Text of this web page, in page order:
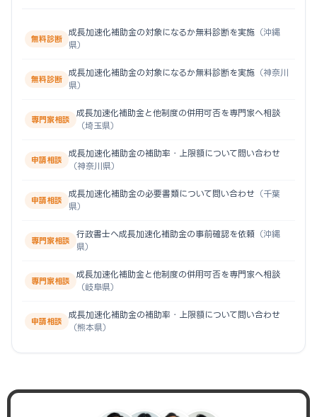
無料診断
成長加速化補助金の対象になるか無料診断を実施 （沖縄
県）
無料診断
成長加速化補助金の対象になるか無料診断を実施 （神奈川
県）
専門家相談
成長加速化補助金と他制度の併用可否を専門家へ相談
（埼玉県）
申請相談
成長加速化補助金の補助率・上限額について問い合わせ
（神奈川県）
申請相談
成長加速化補助金の必要書類について問い合わせ （千葉
県）
専門家相談
行政書士へ成長加速化補助金の事前確認を依頼 （沖縄
県）
専門家相談
成長加速化補助金と他制度の併用可否を専門家へ相談
（岐阜県）
申請相談
成長加速化補助金の補助率・上限額について問い合わせ
（熊本県）